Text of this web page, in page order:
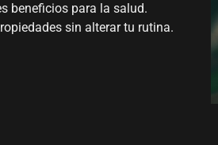
beneficios para la salud.
sin alterar tu rutina.